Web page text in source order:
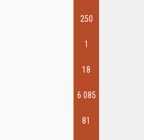
250
1
18
6 085
81